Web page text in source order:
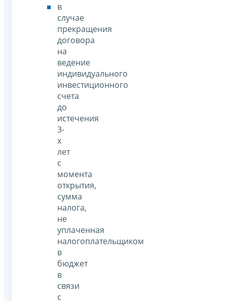
в
случае
прекращения
договора
на
ведение
индивидуального
инвестиционного
счета
до
истечения
3-
х
лет
с
момента
открытия,
сумма
налога,
не
уплаченная
налогоплательщиком
в
бюджет
в
связи
с